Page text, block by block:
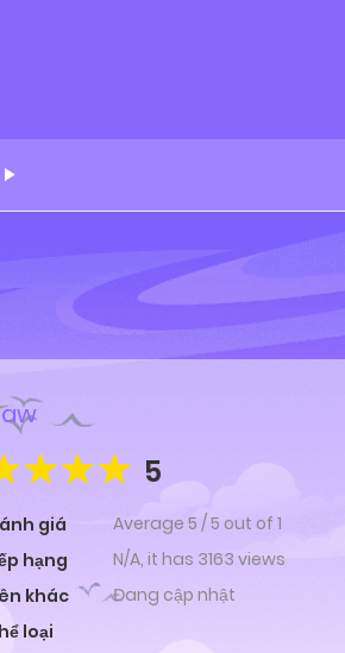
5
giá Average 5 /5 out of 1
hạng
N/A, it has 3163 views
khác
Đang cập nhật
loại